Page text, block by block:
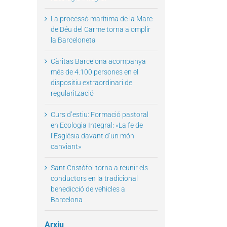
La processó marítima de la Mare
de Déu del Carme torna a omplir
la Barceloneta
Càritas Barcelona acompanya
més de 4.100 persones en el
dispositiu extraordinari de
regularització
Curs d’estiu: Formació pastoral
en Ecologia Integral: «La fe de
l’Església davant d’un món
canviant»
Sant Cristòfol torna a reunir els
conductors en la tradicional
benedicció de vehicles a
Barcelona
Arxiu